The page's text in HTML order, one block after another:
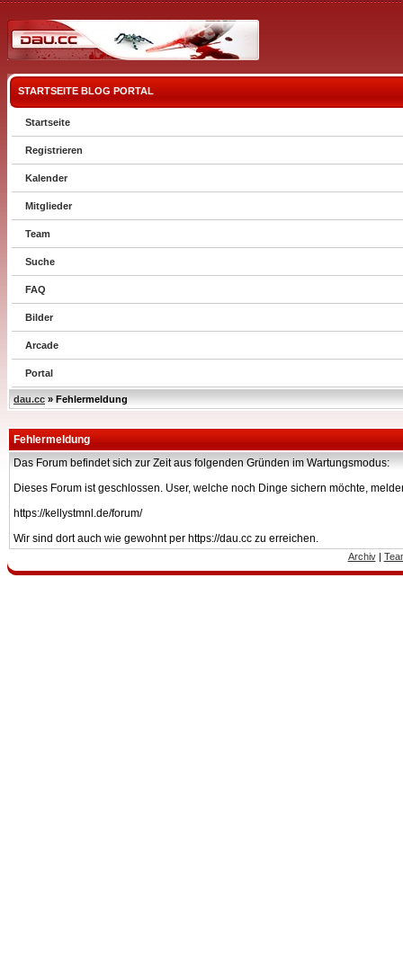
STARTSEITE BLOG PORTAL
Startseite
Registrieren
Kalender
Mitglieder
Team
Suche
FAQ
Bilder
Arcade
Portal
dau.cc » Fehlermeldung
Fehlermeldung
Das Forum befindet sich zur Zeit aus folgenden Gründen im Wartungsmodus:
Dieses Forum ist geschlossen. User, welche noch Dinge sichern möchte,
https://kellystmnl.de/forum/
Wir sind dort auch wie gewohnt per https://dau.cc zu erreichen.
Archiv|